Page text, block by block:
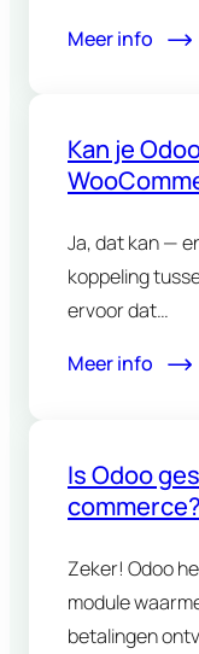
Meer info
Kan je
Ja, dat kan —
koppeling
ervoor dat…
Meer info
Is Odoo
commerce?
Zeker! Odoo
module
betalingen